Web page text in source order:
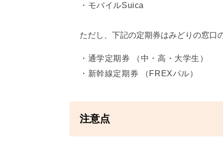
モバイルSuica
ただし、下記の定期券はみどりの窓口
通学定期券 （中・高・大学生）
新幹線定期券 （FREXパル）
注意点